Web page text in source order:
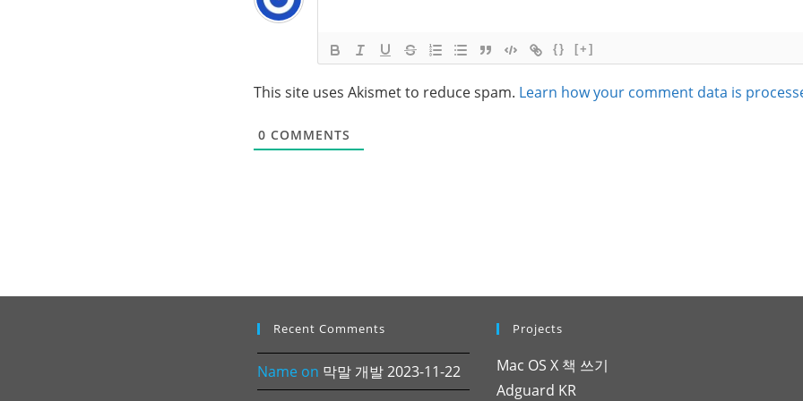
{} [+]
This site uses Akismet to reduce spam. Learn how your comment data is
0 COMMENTS
Recent Comments
Name on 막말 개발 2023-11-22
Projects
Mac OS X 책 쓰기
Adguard KR